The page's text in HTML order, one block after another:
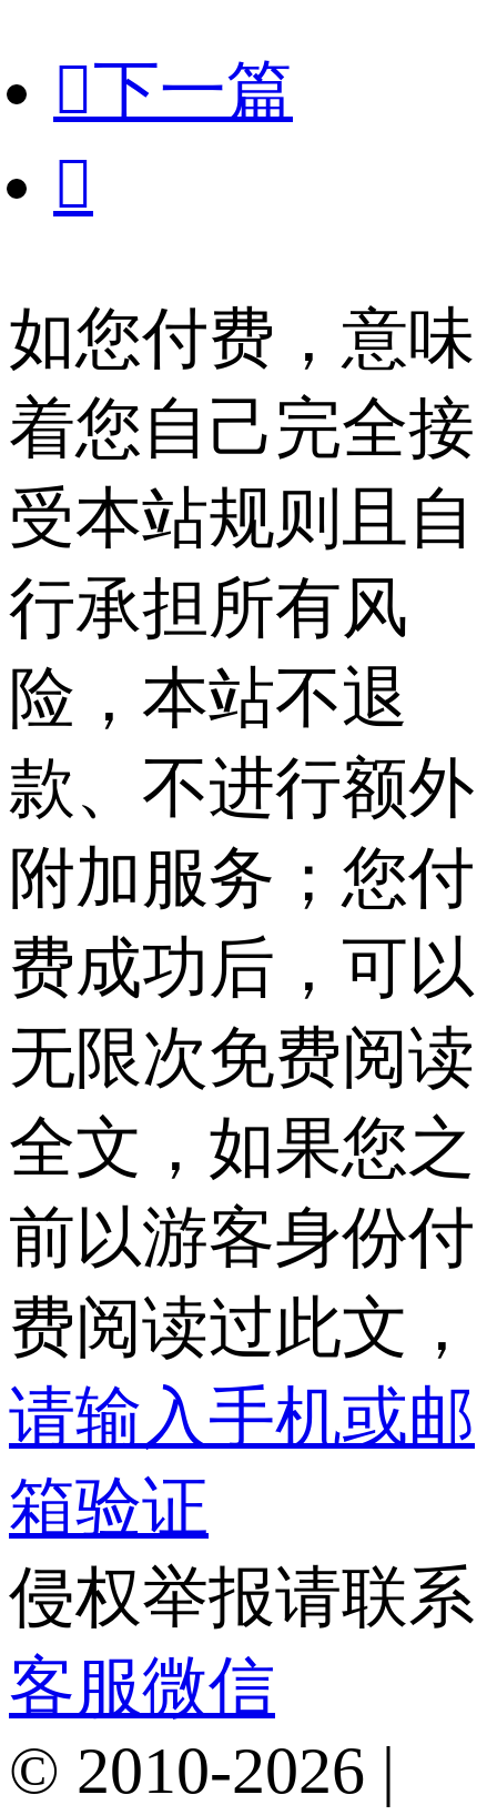
下一篇

如您付费，意味
着您自己完全接
受本站规则且自
行承担所有风
险，本站不退
款、不进行额外
附加服务；您付
费成功后，可以
无限次免费阅读
全文，如果您之
前以游客身份付
费阅读过此文，
请输入手机或邮
箱验证
侵权举报请联系
客服微信
© 2010-2026 |